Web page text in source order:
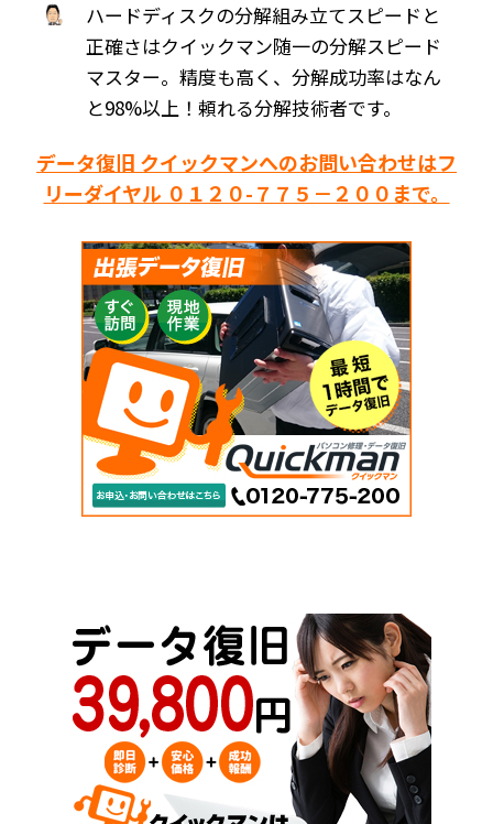
ハードディスクの分解組み立てスピードと
正確さはクイックマン随一の分解スピード
マスター。精度も高く、分解成功率はなん
と98%以上！頼れる分解技術者です。
データ復旧 クイックマンへのお問い合わせはフ
リーダイヤル ０１２０-７７５－２００まで。